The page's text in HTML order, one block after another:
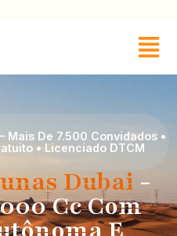
De 7.500 Convidados •
• Licenciado DTCM
Dubai -
Cc Com